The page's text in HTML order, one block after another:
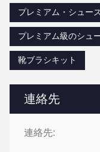
連絡先
連絡先:
プレミアム・シュー
プレミアム級のシュ
靴ブラシキット